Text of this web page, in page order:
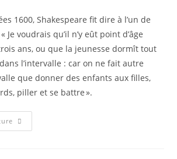
1600, Shakespeare fit dire à l’un de
Je voudrais qu’il n’y eût point d’âge
ans, ou que la jeunesse dormît tout
l’intervalle : car on ne fait autre
que donner des enfants aux filles,
piller et se battre ».